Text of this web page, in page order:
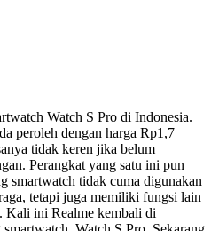
Watch S Pro di Indonesia.
peroleh dengan harga Rp1,7
tidak keren jika belum
Perangkat yang satu ini pun
smartwatch tidak cuma digunakan
tetapi juga memiliki fungsi lain
Kali ini Realme kembali di